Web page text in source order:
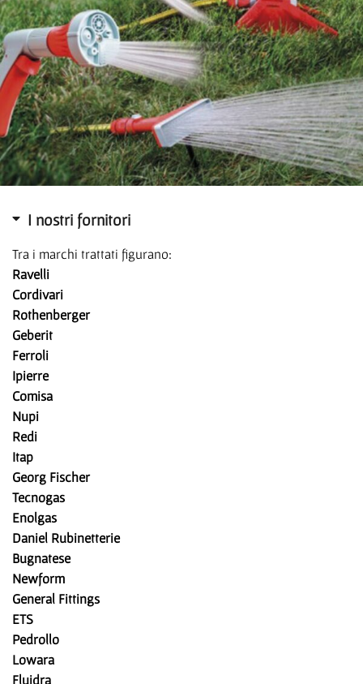
I nostri fornitori
Tra i marchi trattati figurano:
Ravelli
Cordivari
Rothenberger
Geberit
Ferroli
Ipierre
Comisa
Nupi
Redi
Itap
Georg Fischer
Tecnogas
Enolgas
Daniel Rubinetterie
Bugnatese
Newform
General Fittings
ETS
Pedrollo
Lowara
Fluidra